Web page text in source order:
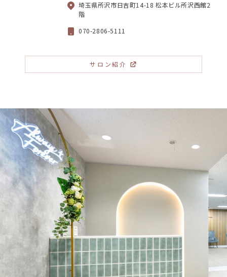
埼玉県所沢市日吉町14-18 松本ビル所沢西館2
階
070-2806-5111
サロン紹介